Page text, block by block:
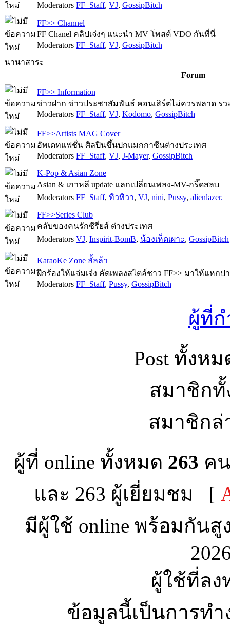
Moderators FF_Staff, VJ, GossipBitch
FF>> Channel
FF Chanel คลิปเจ๋งๆ แนะนำ MV โพสต์ VDO กันที่นี่
Moderators FF_Staff, VJ, GossipBitch
นานาสาระ
Forum
FF>> Information
ข่าวฝาก ข่าวประชาสัมพันธ์ คอนเสิร์ตไม่ควรพลาด ร
Moderators FF_Staff, VJ, Kodomo, GossipBitch
FF>>Artists MAG Cover
อัพเดทแฟชั่น ศิลปินขึ้นปกแมกกาซีนต่างประเทศ
Moderators FF_Staff, VJ, J-Mayer, GossipBitch
K-Pop & Asian Zone
Asian & เกาหลี update แลกเปลี่ยนเพลง-MV-กรี๊ดสลบ
Moderators FF_Staff, ทิวทิวา, VJ, nini, Pussy, alienlazer.
FF>>Series Club
คลับของคนรักซีรี่ยส์ ต่างประเทศ
Moderators VJ, Inspirit-BomB, น้องเห็ดเผาะ, GossipBitch
KaraoKe Zone ลั้ลล้า
ฝึกร้องให้แจ่มเจ๋ง คัดเพลงสไตล์ชาว FF>> มาให้แหก
Moderators FF_Staff, Pussy, GossipBitch
ผู้ที่ก
Post ทั้งห
สมาชิก
สมาชิก
ผู้ที่ online ทั้งหมด 263 ค
และ 263 ผู้เยี่ยมชม [
มีผู้ใช้ online พร้อมกัน
ผู้ใช้ที่ลง
ข้อมูลนี้เป็นการทำ